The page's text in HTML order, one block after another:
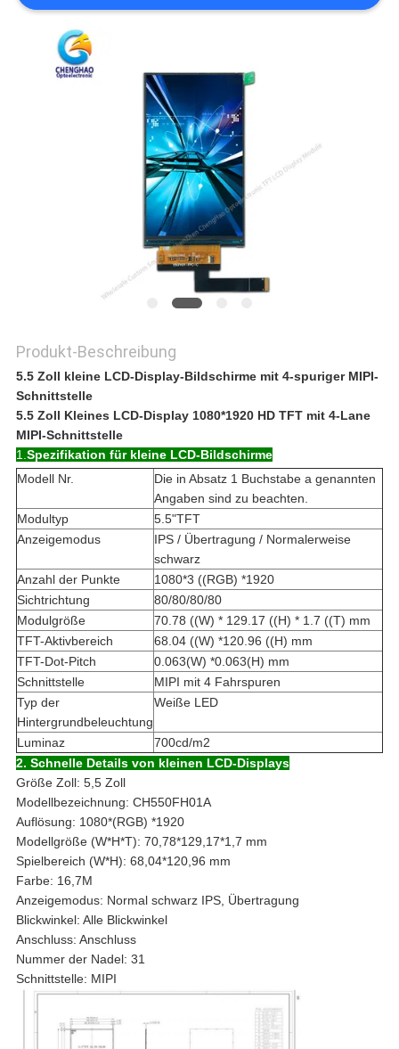
Produkt-Beschreibung
5.5 Zoll kleine LCD-Display-Bildschirme mit 4-spuriger MIPI-
Schnittstelle
5.5 Zoll Kleines LCD-Display 1080*1920 HD TFT mit 4-Lane
MIPI-Schnittstelle
1.Spezifikation für kleine LCD-Bildschirme
Modell Nr.
Die in Absatz 1 Buchstabe a genannten
Angaben sind zu beachten.
Modultyp
5.5"TFT
Anzeigemodus
IPS / Übertragung / Normalerweise
schwarz
Anzahl der Punkte
1080*3 ((RGB) *1920
Sichtrichtung
80/80/80/80
Modulgröße
70.78 ((W) * 129.17 ((H) * 1.7 ((T) mm
TFT-Aktivbereich
68.04 ((W) *120.96 ((H) mm
TFT-Dot-Pitch
0.063(W) *0.063(H) mm
Schnittstelle
MIPI mit 4 Fahrspuren
Typ der
Hintergrundbeleuchtung
Weiße LED
Luminaz
700cd/m2
2. Schnelle Details von kleinen LCD-Displays
Größe Zoll: 5,5 Zoll
Modellbezeichnung: CH550FH01A
Auflösung: 1080*(RGB) *1920
Modellgröße (W*H*T): 70,78*129,17*1,7 mm
Spielbereich (W*H): 68,04*120,96 mm
Farbe: 16,7M
Anzeigemodus: Normal schwarz IPS, Übertragung
Blickwinkel: Alle Blickwinkel
Anschluss: Anschluss
Nummer der Nadel: 31
Schnittstelle: MIPI